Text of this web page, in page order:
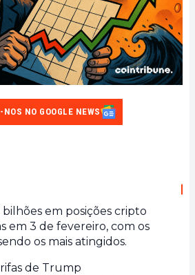
NOS NO GOOGLE NEWS
bilhões em posições cripto
em 3 de fevereiro, com os
os mais atingidos.
de Trump